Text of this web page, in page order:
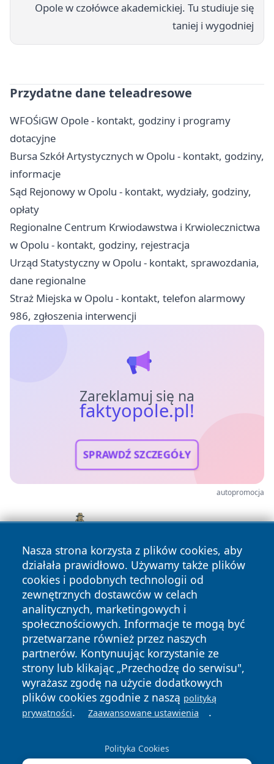
Opole w czołówce akademickiej. Tu studiuje się
taniej i wygodniej
Przydatne dane teleadresowe
WFOŚiGW Opole - kontakt, godziny i programy
dotacyjne
Bursa Szkół Artystycznych w Opolu - kontakt, godziny,
informacje
Sąd Rejonowy w Opolu - kontakt, wydziały, godziny,
opłaty
Regionalne Centrum Krwiodawstwa i Krwiolecznictwa
w Opolu - kontakt, godziny, rejestracja
Urząd Statystyczny w Opolu - kontakt, sprawozdania,
dane regionalne
Straż Miejska w Opolu - kontakt, telefon alarmowy
986, zgłoszenia interwencji
Zareklamuj się na
faktyopole.pl!
SPRAWDŹ SZCZEGÓŁY
autopromocja
Nasza strona korzysta z plików cookies, aby
działała prawidłowo. Używamy także plików
cookies i podobnych technologii od
zewnętrznych dostawców w celach
analitycznych, marketingowych i
społecznościowych. Informacje te mogą być
przetwarzane również przez naszych
partnerów. Kontynuując korzystanie ze
strony lub klikając „Przechodzę do serwisu",
wyrażasz zgodę na użycie dodatkowych
plików cookies zgodnie z naszą polityką
prywatności. Zaawansowane ustawienia .
Polityka Cookies
Copyright © 2026 faktyopole.pl Wszystkie prawa zastrzeżone.
News Autorzy
Polityka
Polityka